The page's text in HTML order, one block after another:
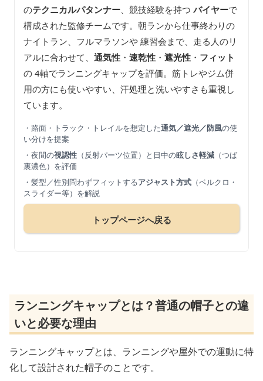
のテクニカルパタンナー 、競技経験を持つ バイヤーで
構成された監修チームです。朝ランから仕事終わりの
ナイトラン、フルマラソンや 練習会まで、走る人のリ
アルに合わせて、 通気性 ・ 速乾性 ・ 遮光性 ・ フィット
の 4軸でランニングキャップを評価。筋トレやジム併
用の方にも使いやすい、汗処理と洗いやすさも重視し
ています。
・路面・トラック・トレイルを想定した通気／遮光／防風の使
い分けを提案
・夜間の視認性 （反射パーツ位置）と日中の眩しさ軽減 （つば
裏濃色）を評価
・髪型／性別問わずフィットするアジャスト方式 （ベルクロ・
スライダー等）を解説
トップページへ戻る
ランニングキャップとは？普通の帽子との違
いと必要な理由
ランニングキャップとは、ランニングや屋外での運動に特
化して設計された帽子のことです。